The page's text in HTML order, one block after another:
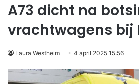
A73 dicht na
vrachtwagens bij
Laura Westheim 4 april 2025 15:56